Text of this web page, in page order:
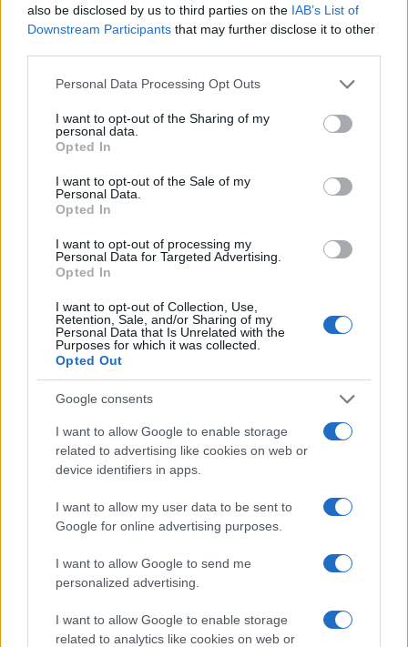
also be disclosed by us to third parties on the IAB’s List of
Downstream Participants that may further disclose it to other
Please note that this website/app uses one or more Google
not limited to your visit or usage behaviour. You may click to
grant or deny consent to Google and its third-party tags to
use your data for below specified purposes in below Google
consent section.
Personal Data Processing Opt Outs
I want to opt-out of the Sharing of my
personal data.
Opted In
I want to opt-out of the Sale of my
Personal Data.
Opted In
I want to opt-out of processing my
Personal Data for Targeted Advertising.
Opted In
I want to opt-out of Collection, Use,
Retention, Sale, and/or Sharing of my
Personal Data that Is Unrelated with the
Purposes for which it was collected.
Opted Out
Google consents
I want to allow Google to enable storage
related to advertising like cookies on web or
device identifiers in apps.
I want to allow my user data to be sent to
Google for online advertising purposes.
I want to allow Google to send me
personalized advertising.
I want to allow Google to enable storage
related to analytics like cookies on web or
momento simbolico che vuole celebrare l’impegno
riconoscimenti rappresentano anche un passo
esperienze che potrà accompagnare gli studenti
nelle scelte future, sia formative sia professionali.
L’evento finale funziona dunque come punto di
arrivo ma anche come stimolo per iniziative future
Per chi desidera approfondire il progetto e i risultati
offre materiali, testimonianze e spunti per riflettere
su come rendere la scuola un luogo sempre più
centrale nel dialogo sulle transizioni del lavoro
indotte dall’ intelligenza artificiale
AUTORE
Niccolò Conforti ha seguito il lancio di una
startup napoletana in un incontro al Centro
Direzionale, sostenendo una linea editoriale
pro-innovazione nel settore fintech. Analista
mantiene un registro delle prime pitch a cui ha
assistito a Napoli.